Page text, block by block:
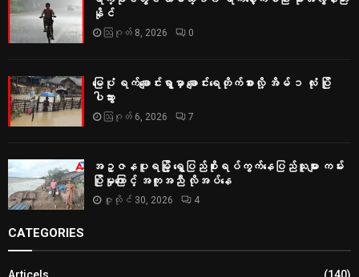
နိုင်
ဩဂုတ် 8, 2026 0
မြေပုံ ရက်ချောင်းရွာမှာ ချောင်းရေတိုက်စားလို့ အိမ် ၁ လုံး ပြို
ပါသွား
ဩဂုတ် 6, 2026 7
အဥ္ဇနပူရမြို့ ရွှေပြည်စိုးရပ်ကွက်နေပြည်သူများ ကမ်း
ပြိုမှုကြောင့် အကူအညီ လိုအပ်နေ
ဇူလိုင် 30, 2026 4
CATEGORIES